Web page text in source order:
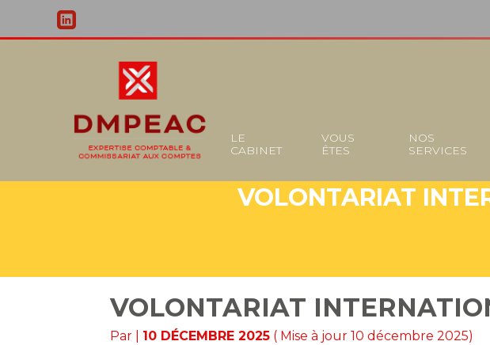
au
Principal
LE
CABINET
VOUS
ÊTES
NOS
SERVICES
VOLONTARIAT
VOLONTARIAT
Par 10 DÉCEMBRE 2025 ( Mise à jour 10 décembre 2025)